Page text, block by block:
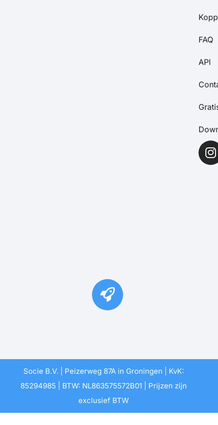
FAQ
API
Socie B.V. | Peizerweg 87A in Groningen | KvK:
85294985 | BTW: NL863575572B01 | Prijzen zijn
exclusief BTW